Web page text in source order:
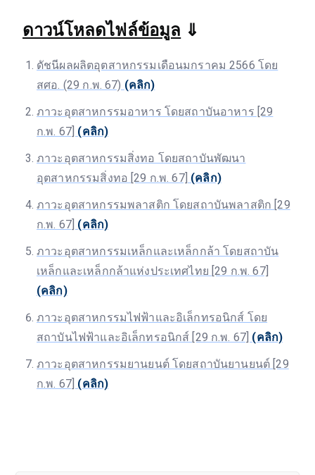
ดาวน์โหลดไฟล์ข้อมูล ⇓
ดัชนีผลผลิตอุตสาหกรรมเดือนมกราคม 2566 โดย
สศอ. (29 ก.พ. 67) (คลิก)
ภาวะอุตสาหกรรมอาหาร โดยสถาบันอาหาร [29
ก.พ. 67] (คลิก)
ภาวะอุตสาหกรรมสิ่งทอ โดยสถาบันพัฒนา
อุตสาหกรรมสิ่งทอ [29 ก.พ. 67] (คลิก)
ภาวะอุตสาหกรรมพลาสติก โดยสถาบันพลาสติก [29
ก.พ. 67] (คลิก)
ภาวะอุตสาหกรรมเหล็กและเหล็กกล้า โดยสถาบัน
เหล็กและเหล็กกล้าแห่งประเทศไทย [29 ก.พ. 67]
(คลิก)
ภาวะอุตสาหกรรมไฟฟ้าและอิเล็กทรอนิกส์ โดย
สถาบันไฟฟ้าและอิเล็กทรอนิกส์ [29 ก.พ. 67] (คลิก)
ภาวะอุตสาหกรรมยานยนต์ โดยสถาบันยานยนต์ [29
ก.พ. 67] (คลิก)